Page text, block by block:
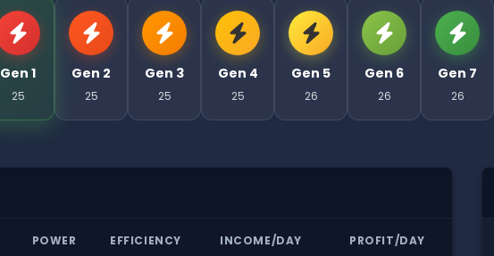
Gen 1
25
Gen 2
25
Gen 3
25
Gen 4
25
Gen 5
26
Gen 6
26
Gen 7
26
POWER EFFICIENCY INCOME/DAY PROFIT/DAY